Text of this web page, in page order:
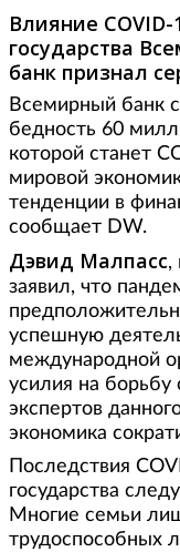
Влияние
государства
банк признал
Всемирный банк
бедность 60
которой станет
мировой
тенденции в
сообщает DW.
Дэвид Малпасс,
заявил, что
успешную
международной
усилия на
экспертов
экономика
Последствия
государства
Многие семьи
трудоспособных